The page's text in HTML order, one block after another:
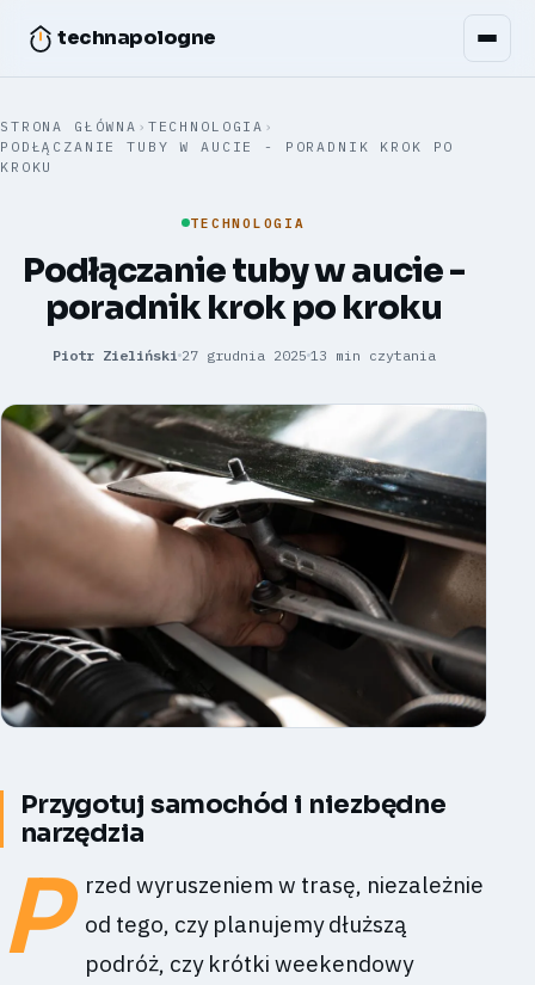
technapologne
STRONA GŁÓWNA › TECHNOLOGIA ›
PODŁĄCZANIE TUBY W AUCIE - PORADNIK KROK PO
KROKU
TECHNOLOGIA
Podłączanie tuby w aucie -
poradnik krok po kroku
Piotr Zieliński 27 grudnia 2025 13 min czytania
Przygotuj samochód i niezbędne
narzędzia
P
rzed wyruszeniem w trasę, niezależnie
od tego, czy planujemy dłuższą
podróż, czy krótki weekendowy